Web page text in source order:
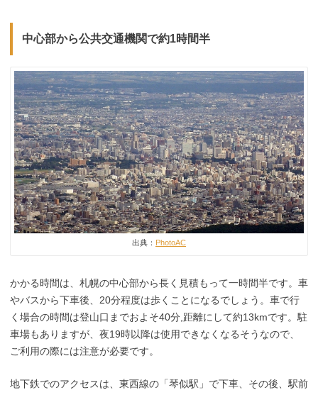
中心部から公共交通機関で約1時間半
出典： PhotoAC
かかる時間は、札幌の中心部から長く見積もって一時間半です。車
やバスから下車後、20分程度は歩くことになるでしょう。車で行
く場合の時間は登山口までおよそ40分,距離にして約13kmです。駐
車場もありますが、夜19時以降は使用できなくなるそうなので、
ご利用の際には注意が必要です。
地下鉄でのアクセスは、東西線の「琴似駅」で下車、その後、駅前